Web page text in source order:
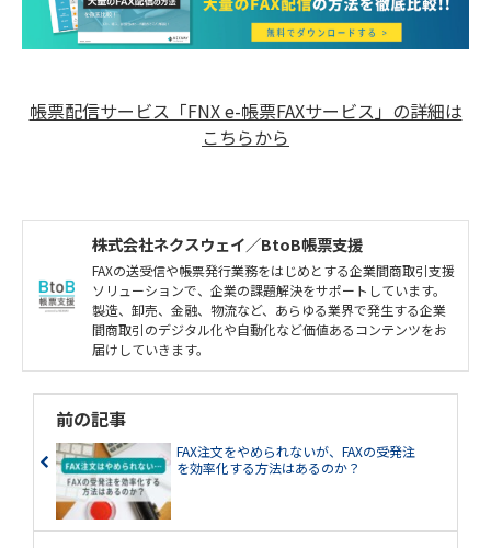
帳票配信サービス「FNX e-帳票FAXサービス」の詳細は
こちらから
株式会社ネクスウェイ／BtoB帳票支援
FAXの送受信や帳票発行業務をはじめとする企業間商取引支援
ソリューションで、企業の課題解決をサポートしています。
製造、卸売、金融、物流など、あらゆる業界で発生する企業
間商取引のデジタル化や自動化など価値あるコンテンツをお
届けしていきます。
前の記事
FAX注文をやめられないが、FAXの受発注
を効率化する方法はあるのか？